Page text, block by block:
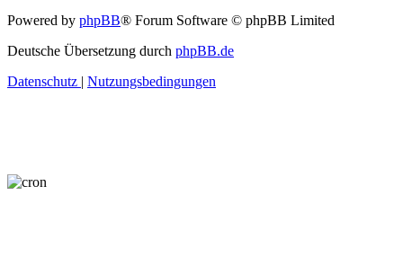
Powered by phpBB® Forum Software © phpBB Limited
Deutsche Übersetzung durch phpBB.de
Datenschutz | Nutzungsbedingungen